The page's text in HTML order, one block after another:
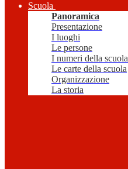
Scuola
Panoramica
Presentazione
I luoghi
Le persone
I numeri della scuola
Le carte della scuola
Organizzazione
La storia